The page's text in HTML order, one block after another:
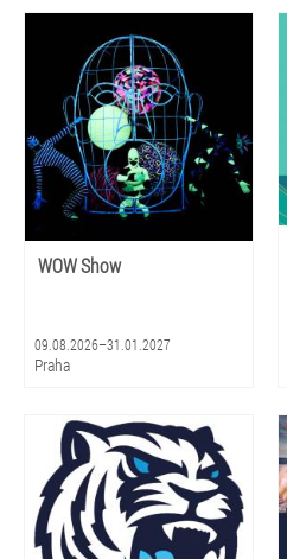
WOW Show
09.08.2026–31.01.2027
Praha